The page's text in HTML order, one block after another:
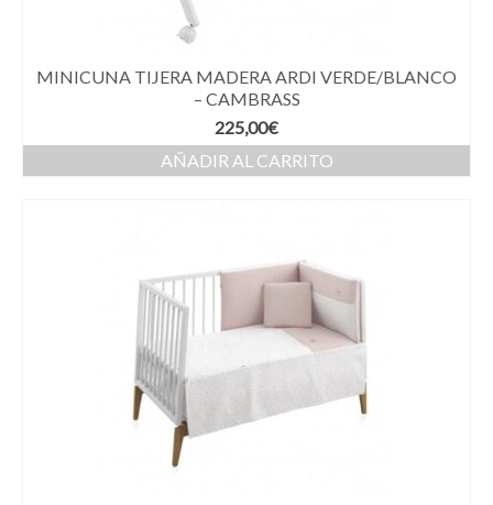
MINICUNA TIJERA MADERA ARDI VERDE/BLANCO
– CAMBRASS
225,00€
AÑADIR AL CARRITO